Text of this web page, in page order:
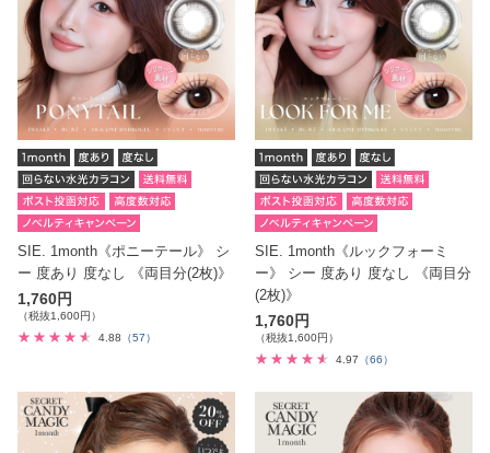
SIE. 1month《ポニーテール》 シ
ー 度あり 度なし 《両目分(2枚)》
1,760円
（税抜1,600円）
4.88 （57）
SIE. 1month《ルックフォーミ
ー》 シー 度あり 度なし 《両目分
(2枚)》
1,760円
（税抜1,600円）
4.97
（66）